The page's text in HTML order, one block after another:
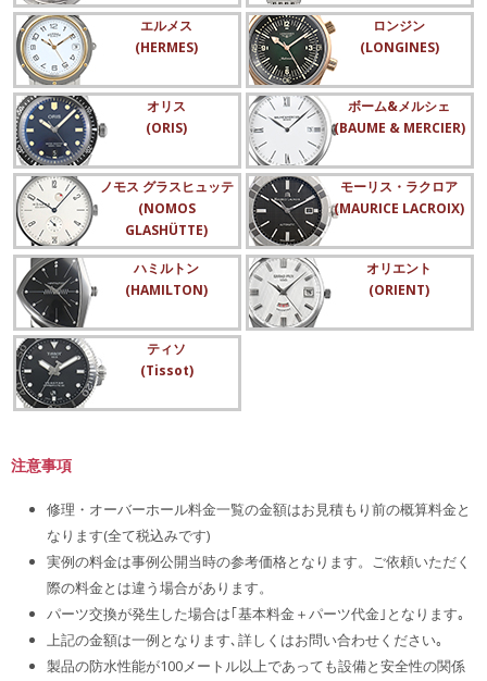
エルメス
(HERMES)
ロンジン
(LONGINES)
オリス
(ORIS)
ボーム&メルシェ
(BAUME & MERCIER)
ノモス グラスヒュッテ
(NOMOS
GLASHÜTTE)
モーリス・ラクロア
(MAURICE LACROIX)
ハミルトン
(HAMILTON)
オリエント
(ORIENT)
ティソ
(Tissot)
注意事項
修理・オーバーホール料金一覧の金額はお見積もり前の概算料金と
なります(全て税込みです)
実例の料金は事例公開当時の参考価格となります。ご依頼いただく
際の料金とは違う場合があります。
パーツ交換が発生した場合は｢基本料金＋パーツ代金｣となります｡
上記の金額は一例となります､詳しくはお問い合わせください｡
製品の防水性能が100メートル以上であっても設備と安全性の関係